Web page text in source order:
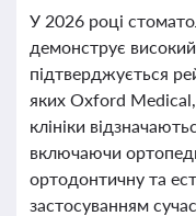
У 2026 році
демонструє
підтверджується
яких Oxford
клініки
включаючи
ортодонтичну та
застосуванням